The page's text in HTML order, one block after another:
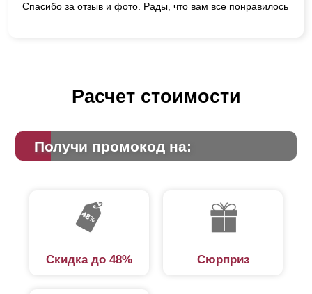
Спасибо за отзыв и фото. Рады, что вам все понравилось
Расчет стоимости
Получи промокод на:
Скидка до 48% Сюрприз